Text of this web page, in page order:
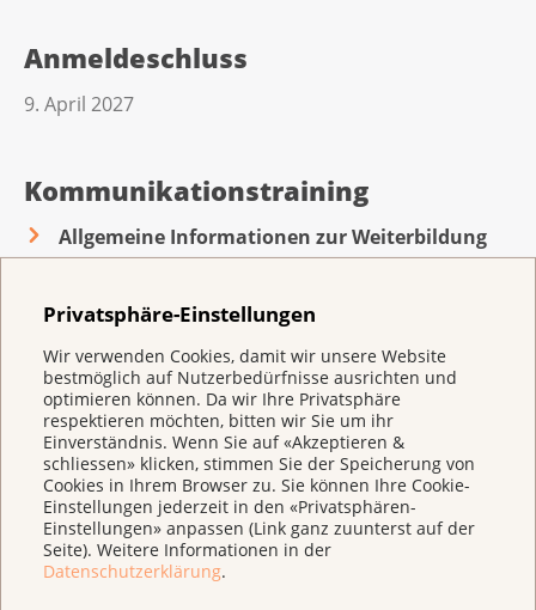
Privatsphäre-Einstellungen
Wir verwenden Cookies, damit wir unsere Website
bestmöglich auf Nutzerbedürfnisse ausrichten und
optimieren können. Da wir Ihre Privatsphäre
respektieren möchten, bitten wir Sie um ihr
Einverständnis. Wenn Sie auf «Akzeptieren &
schliessen» klicken, stimmen Sie der Speicherung von
Cookies in Ihrem Browser zu. Sie können Ihre Cookie-
Einstellungen jederzeit in den «Privatsphären-
Einstellungen» anpassen (Link ganz zuunterst auf der
Seite). Weitere Informationen in der
Datenschutzerklärung.
Anmeldeschluss
9. April 2027
Kommunikationstraining
Allgemeine Informationen zur Weiterbildung
Zurück zur Übersicht